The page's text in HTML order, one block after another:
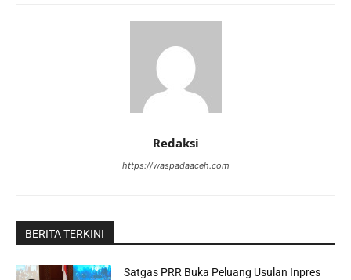
Redaksi
https://waspadaaceh.com
BERITA TERKINI
Satgas PRR Buka Peluang Usulan Inpres